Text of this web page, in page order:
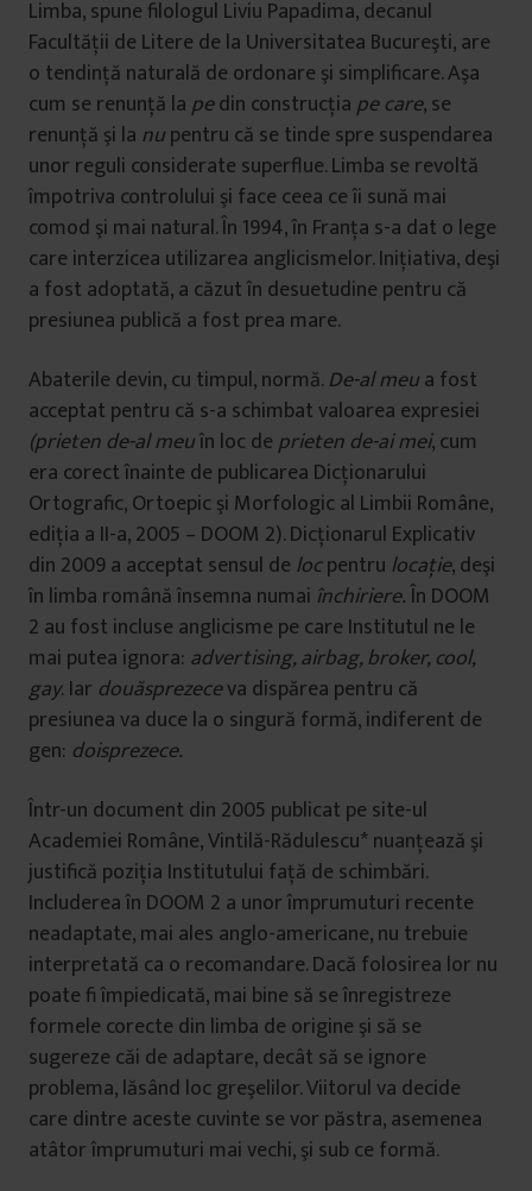
Limba, spune filologul Liviu Papadima, decanul
Facultăţii de Litere de la Universitatea Bucureşti, are
o tendinţă naturală de ordonare şi simplificare. Aşa
cum se renunţă lapedin construcţiape care, se
renunţă şi la nupentru că se tinde spre suspendarea
unor reguli considerate superflue. Limba se revoltă
împotriva controlului şi face ceea ce îi sună mai
comod şi mai natural. În 1994, în Franţa s-a dat o lege
care interzicea utilizarea anglicismelor. Iniţiativa, deşi
a fost adoptată, a căzut în desuetudine pentru că
presiunea publică a fost prea mare.
Abaterile devin, cu timpul, normă.De-al meua fost
acceptat pentru că s-a schimbat valoarea expresiei
(prieten de-al meuîn loc deprieten de-ai mei, cum
era corect înainte de publicarea Dicţionarului
Ortografic, Ortoepic şi Morfologic al Limbii Române,
ediţia a II-a, 2005 – DOOM 2). Dicţionarul Explicativ
din 2009 a acceptat sensul de locpentru locaţie, deşi
în limba română însemna numai închiriere.În DOOM
2 au fost incluse anglicisme pe care Institutul ne le
mai putea ignora: advertising, airbag, broker, cool,
gay.Iar douăsprezeceva dispărea pentru că
presiunea va duce la o singură formă, indiferent de
gen: doisprezece.
Într-un document din 2005 publicat pe site-ul
Academiei Române, Vintilă-Rădulescu* nuanţează şi
justifică poziţia Institutului faţă de schimbări.
Includerea în DOOM 2 a unor împrumuturi recente
neadaptate, mai ales anglo-americane, nu trebuie
interpretată ca o recomandare. Dacă folosirea lor nu
poate fi împiedicată, mai bine să se înregistreze
formele corecte din limba de origine şi să se
sugereze căi de adaptare, decât să se ignore
problema, lăsând loc greşelilor. Viitorul va decide
care dintre aceste cuvinte se vor păstra, asemenea
atâtor împrumuturi mai vechi, şi sub ce formă.